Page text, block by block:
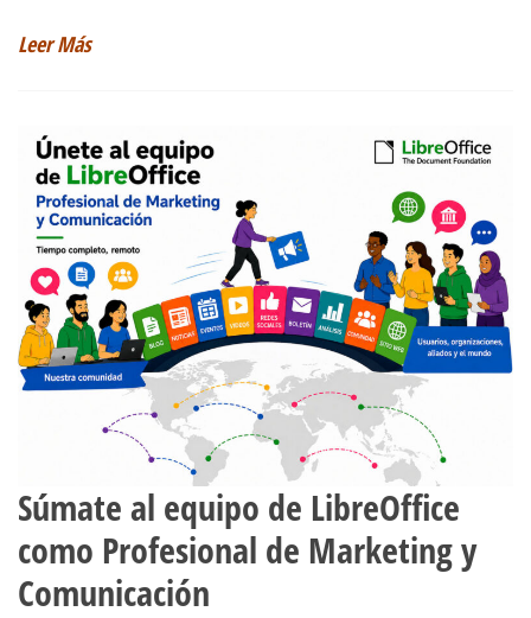
Leer Más
Súmate al equipo de LibreOffice
como Profesional de Marketing y
Comunicación